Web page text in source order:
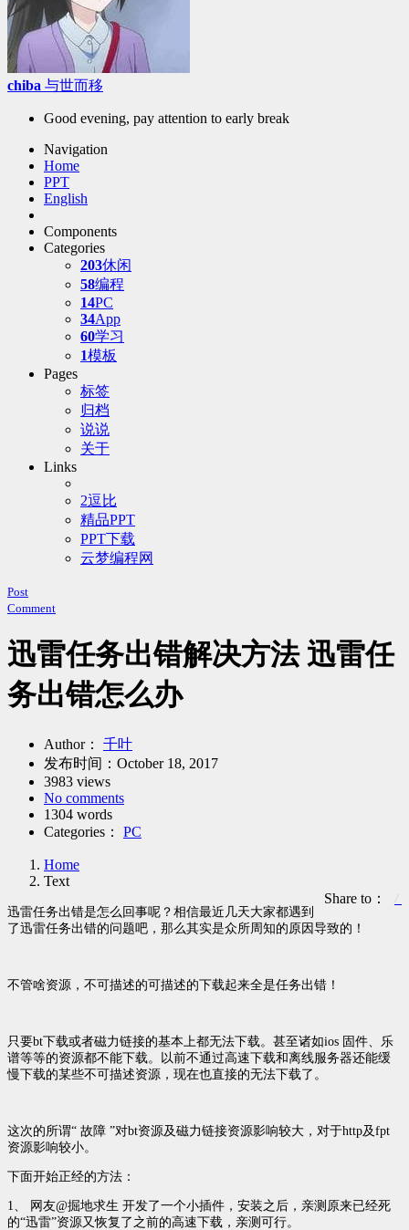
chiba 与世而移
Good evening, pay attention to early break
Navigation
Home
PPT
English
Components
Categories
203休闲
58编程
14PC
34App
60学习
1模板
Pages
标签
归档
说说
关于
Links
2逗比
精品PPT
PPT下载
云梦编程网
Post
Comment
迅雷任务出错解决方法 迅雷任
务出错怎么办
Author：
千叶
发布时间： October 18, 2017
3983 views
No comments
1304 words
Categories：
PC
Home
Text
Share to：
迅雷任务出错是怎么回事呢？相信最近几天大家都遇到
了迅雷任务出错的问题吧，那么其实是众所周知的原因导致的！
不管啥资源，不可描述的可描述的下载起来全是任务出错​！
只要bt下载或者磁力链接的基本上都无法下载。甚至诸如ios 固件、乐
谱等等的资源都不能下载。以前不通过高速下载和离线服务器还能缓
慢下载的某些不可描述资源，现在也直接的无法下载了。
这次的所谓“ 故障 ”对bt资源及磁力链接资源影响较大，对于http及fpt
资源影响较小。
下面开始正经的方法：
1、 网友@掘地求生 开发了一个小插件，安装之后，亲测原来已经死
的“迅雷”资源又恢复了之前的高速下载，亲测可行。